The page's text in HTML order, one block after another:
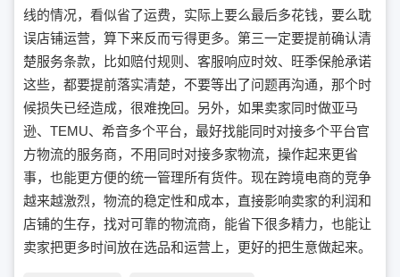
线的情况，看似省了运费，实际上要么最后多花钱，要么耽
误店铺运营，算下来反而亏得更多。第三一定要提前确认清
楚服务条款，比如赔付规则、客服响应时效、旺季保舱承诺
这些，都要提前落实清楚，不要等出了问题再沟通，那个时
候损失已经造成，很难挽回。另外，如果卖家同时做亚马
逊、TEMU、希音多个平台，最好找能同时对接多个平台官
方物流的服务商，不用同时对接多家物流，操作起来更省
事，也能更方便的统一管理所有货件。现在跨境电商的竞争
越来越激烈，物流的稳定性和成本，直接影响卖家的利润和
店铺的生存，找对可靠的物流商，能省下很多精力，也能让
卖家把更多时间放在选品和运营上，更好的把生意做起来。